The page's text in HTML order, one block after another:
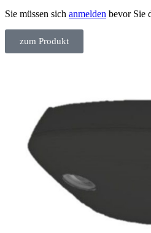
Sie müssen sich anmelden bevor Sie
zum Produkt